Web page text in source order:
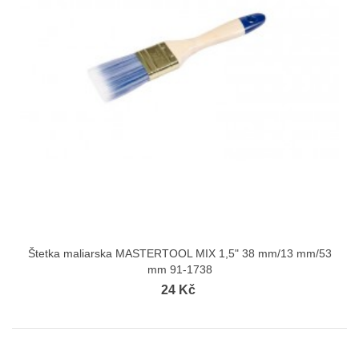
Štetka maliarska MASTERTOOL MIX 1,5" 38 mm/13 mm/53
mm 91-1738
24 Kč